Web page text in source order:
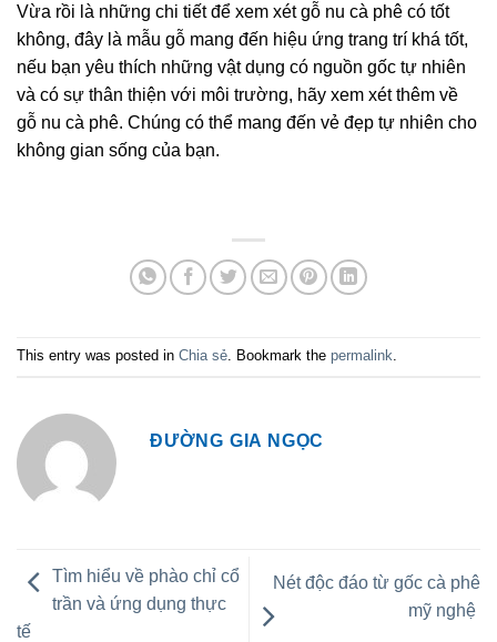
Vừa rồi là những chi tiết để xem xét gỗ nu cà phê có tốt
không, đây là mẫu gỗ mang đến hiệu ứng trang trí khá tốt,
nếu bạn yêu thích những vật dụng có nguồn gốc tự nhiên
và có sự thân thiện với môi trường, hãy xem xét thêm về
gỗ nu cà phê. Chúng có thể mang đến vẻ đẹp tự nhiên cho
không gian sống của bạn.
This entry was posted in Chia sẻ. Bookmark the permalink.
ĐƯỜNG GIA NGỌC
Tìm hiểu về phào chỉ cổ
trần và ứng dụng thực
tế
Nét độc đáo từ gốc cà phê
mỹ nghệ